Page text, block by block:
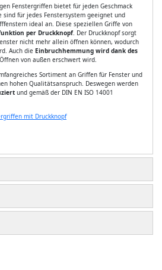
Fenstergriffen bietet für jeden Geschmack
für jedes Fenstersystem geeignet und
ideal an. Diese speziellen Griffe von
per Druckknopf. Der Druckknopf sorgt
nicht mehr allein öffnen können, wodurch
Auch die Einbruchhemmung wird dank des
von außen erschwert wird.
Sortiment an Griffen für Fenster und
hohen Qualitätsanspruch. Deswegen werden
und gemäß der DIN EN ISO 14001
mit Druckknopf